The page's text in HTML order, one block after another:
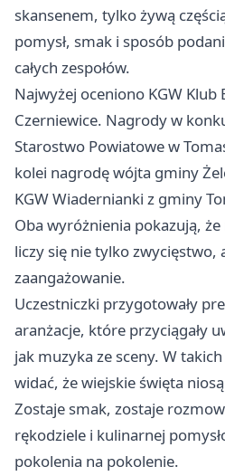
skansenem, tylko żywą
pomysł, smak i sposób
całych zespołów.
Najwyżej oceniono KGW
Czerniewice. Nagrody w
Starostwo Powiatowe w
kolei nagrodę wójta gminy
KGW Wiadernianki z gminy
Oba wyróżnienia pokazują,
liczy się nie tylko zwycięstwo,
zaangażowanie.
Uczestniczki przygotowały
aranżacje, które przyciągały
jak muzyka ze sceny. W
widać, że wiejskie święta
Zostaje smak, zostaje
rękodziele i kulinarnej
pokolenia na pokolenie.